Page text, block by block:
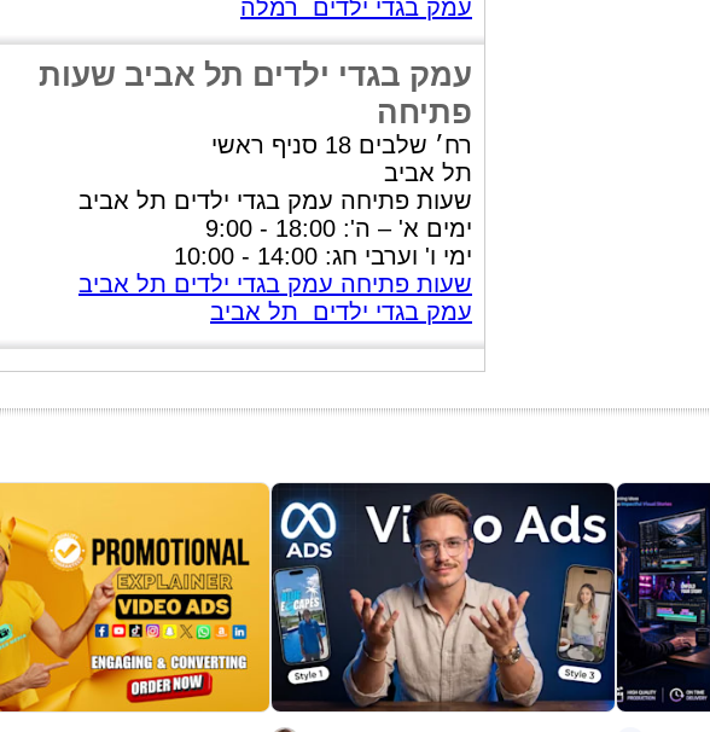
עמק בגדי ילדים רמלה
עמק בגדי ילדים תל אביב שעות
פתיחה
רח׳ שלבים 18 סניף ראשי
תל אביב
שעות פתיחה עמק בגדי ילדים תל אביב
ימים א' – ה': 18:00 - 9:00
ימי ו' וערבי חג: 14:00 - 10:00
שעות פתיחה עמק בגדי ילדים תל אביב
עמק בגדי ילדים תל אביב